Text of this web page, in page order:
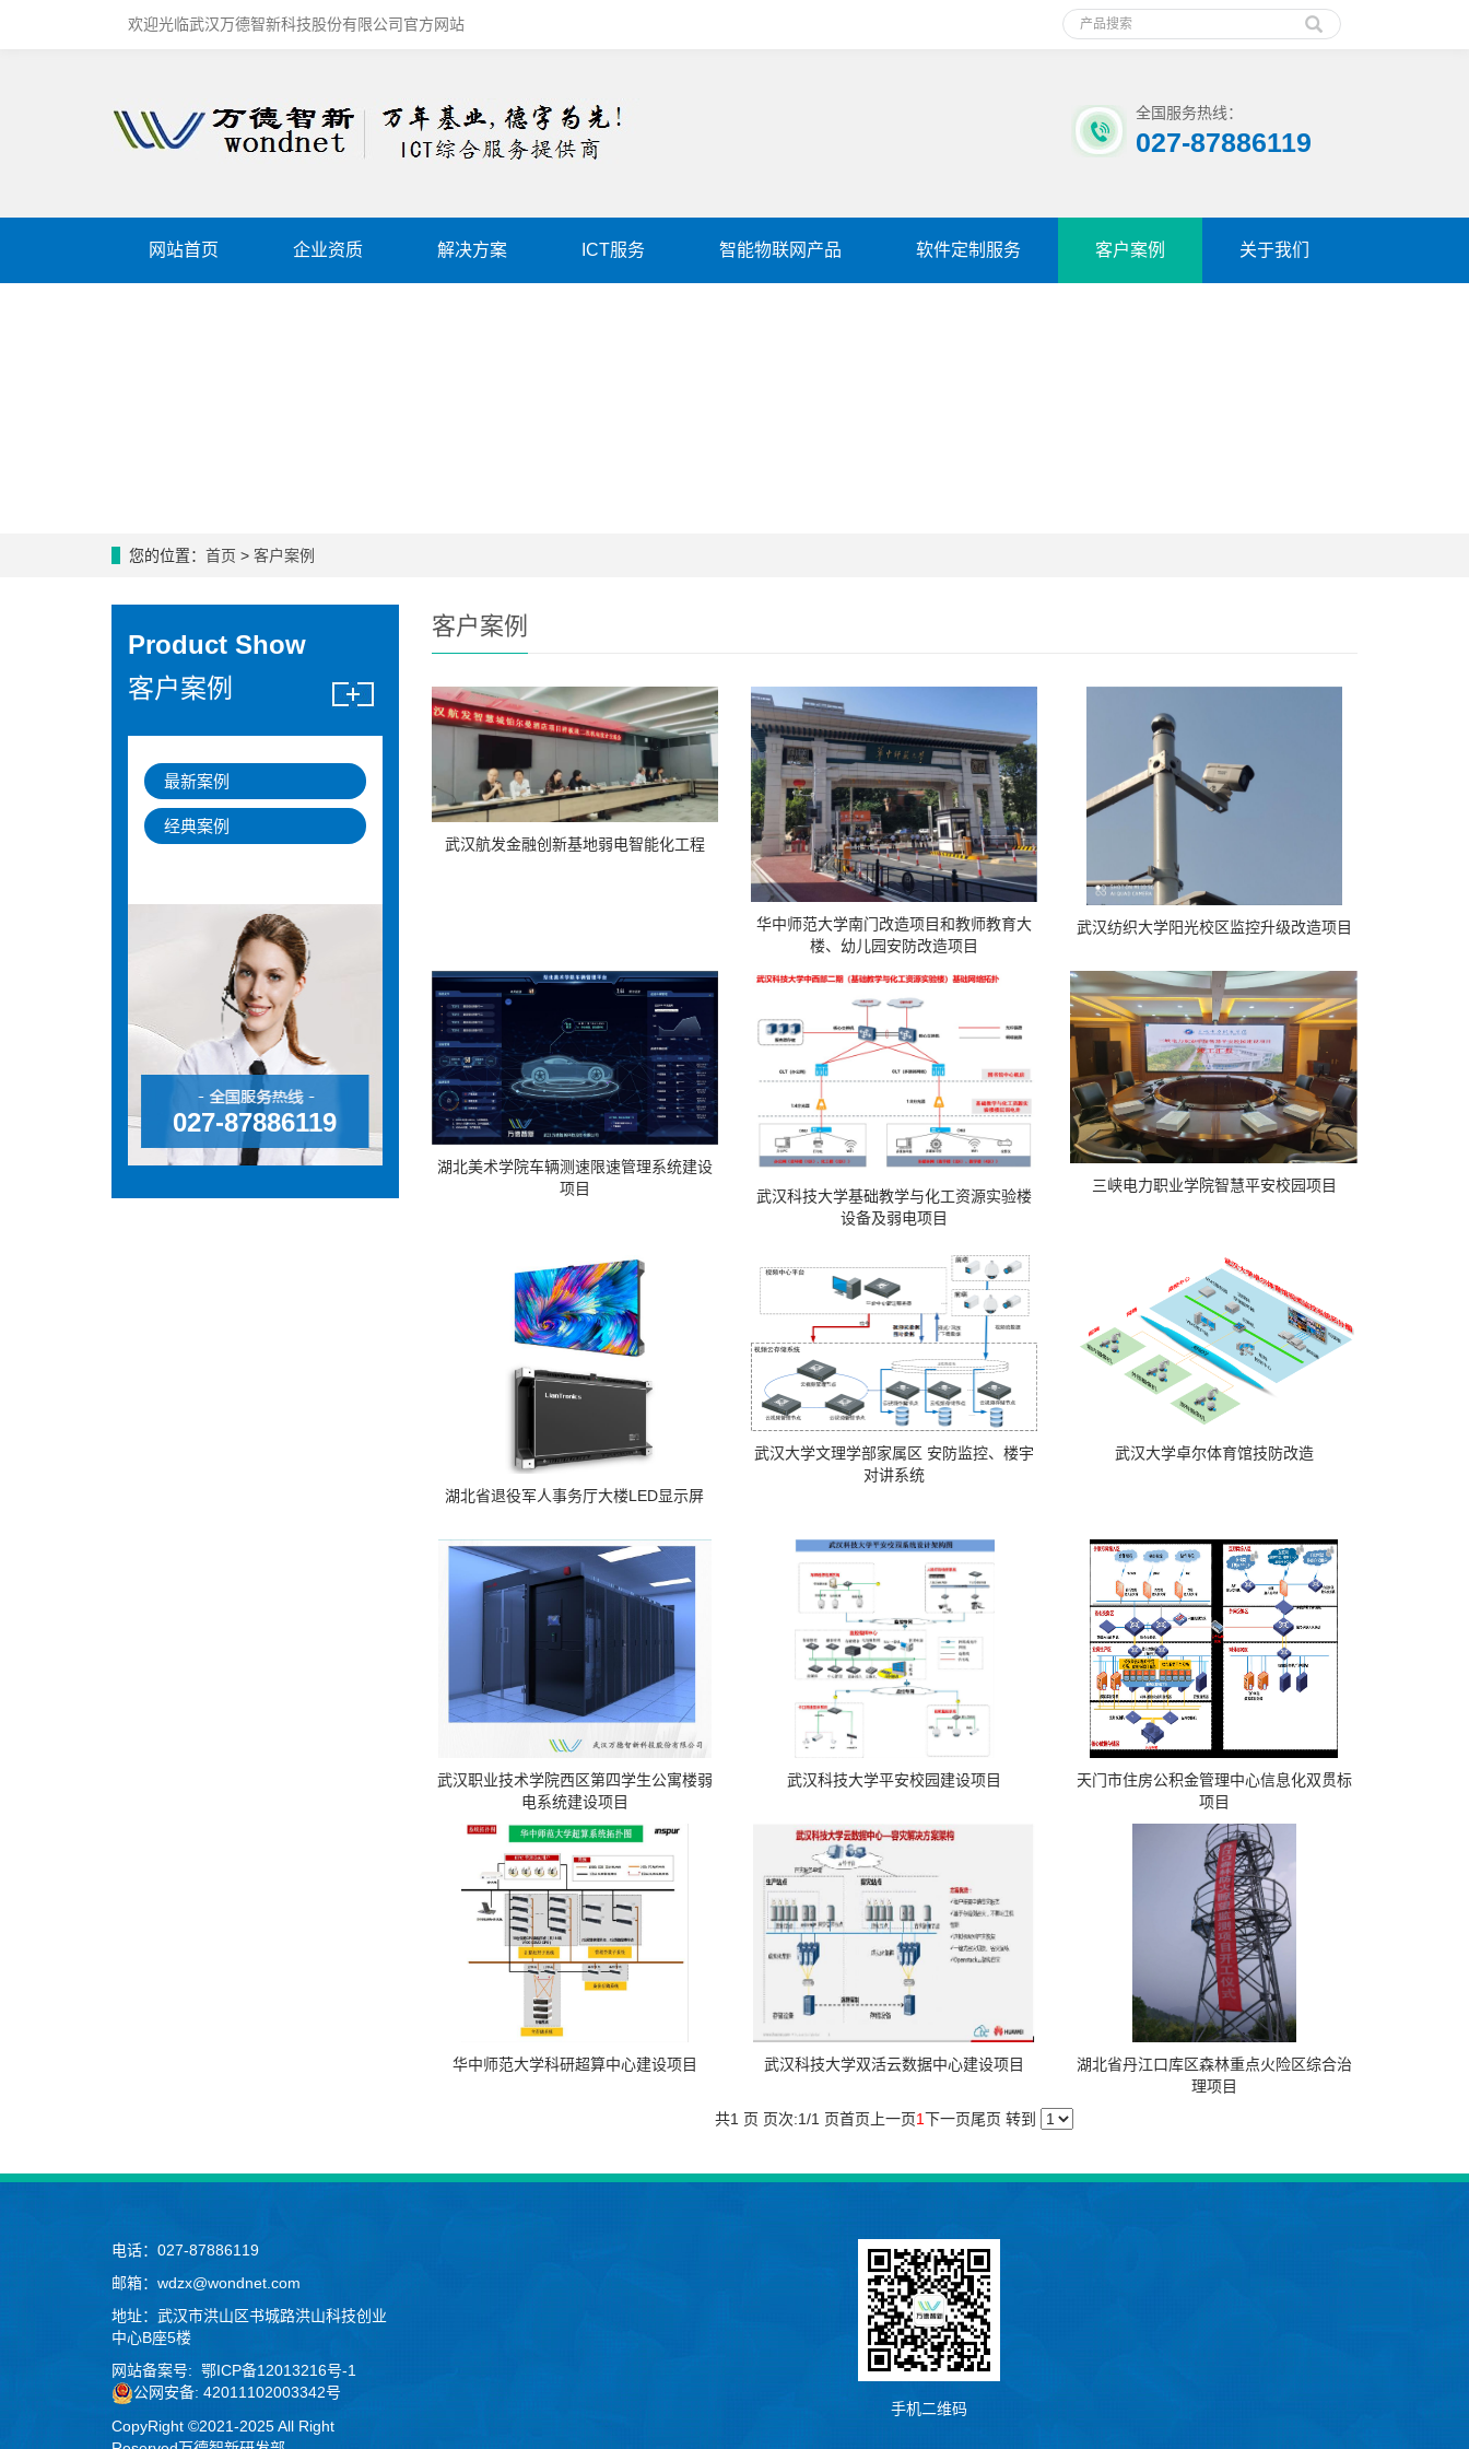
欢迎光临武汉万德智新科技股份有限公司官方网站
全国服务热线：
027-87886119
网站首页 企业资质 解决方案 ICT服务 智能物联网产品 软件定制服务 客户案例 关于我们
您的位置： 首页 > 客户案例
客户案例
武汉航发金融创新基地弱电智能化工程
华中师范大学南门改造项目和教师教育大
楼、幼儿园安防改造项目
武汉纺织大学阳光校区监控升级改造项目
湖北美术学院车辆测速限速管理系统建设
项目
武汉科技大学基础教学与化工资源实验楼
设备及弱电项目
三峡电力职业学院智慧平安校园项目
湖北省退役军人事务厅大楼LED显示屏
武汉大学文理学部家属区 安防监控、楼宇
对讲系统
武汉大学卓尔体育馆技防改造
武汉职业技术学院西区第四学生公寓楼弱
电系统建设项目
武汉科技大学平安校园建设项目
天门市住房公积金管理中心信息化双贯标
项目
华中师范大学科研超算中心建设项目 武汉科技大学双活云数据中心建设项目
湖北省丹江口库区森林重点火险区综合治
理项目
共1 页 页次:1/1 页首页 上一页1下一页尾页 转到
Product Show
客户案例
最新案例
经典案例
027-87886119
电话：027-87886119
邮箱：wdzx@wondnet.com
地址：武汉市洪山区书城路洪山科技创业
中心B座5楼
网站备案号: 鄂ICP备12013216号-1
公网安备: 42011102003342号
CopyRight ©2021-2025 All Right
手机二维码